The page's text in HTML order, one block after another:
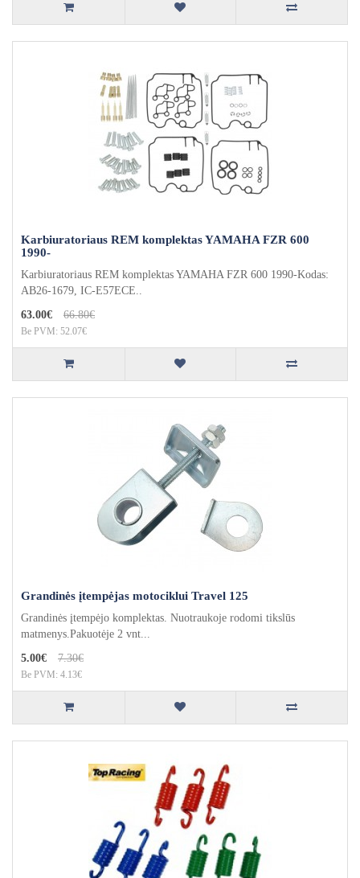
Karbiuratoriaus REM komplektas YAMAHA FZR 600
1990-
Karbiuratoriaus REM komplektas YAMAHA FZR 600 1990-Kodas:
AB26-1679, IC-E57ECE..
63.00€
66.80€
Be PVM: 52.07€
Grandinės įtempėjas motociklui Travel 125
Grandinės įtempėjo komplektas. Nuotraukoje rodomi tikslūs
matmenys.Pakuotėje 2 vnt...
5.00€
7.30€
Be PVM: 4.13€